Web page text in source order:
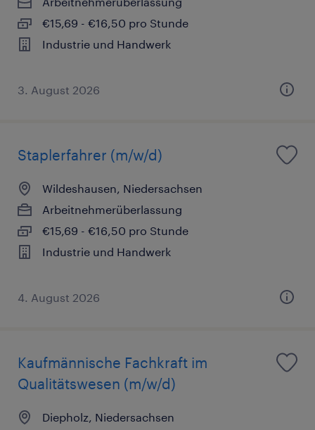
€15,69 - €16,50 pro Stunde
Industrie und Handwerk
3. August 2026
Staplerfahrer (m/w/d)
Wildeshausen, Niedersachsen
Arbeitnehmerüberlassung
€15,69 - €16,50 pro Stunde
Industrie und Handwerk
4. August 2026
Kaufmännische Fachkraft im
Qualitätswesen (m/w/d)
Diepholz, Niedersachsen